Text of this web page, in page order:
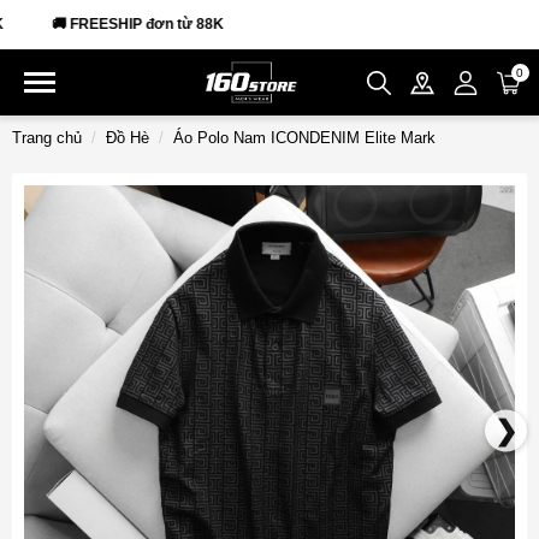
🚚 FREESHIP đơn từ 88K
0
Trang chủ Đồ Hè Áo Polo Nam ICONDENIM Elite Mark